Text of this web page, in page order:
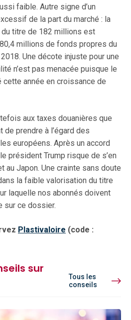
faible. Autre signe d’un
de la part du marché : la
titre de 182 millions est
millions de fonds propres du
Une décote injuste pour une
n’est pas menacée puisque le
année en croissance de
aux taxes douanières que
prendre à l’égard des
européens. Après un accord
président Trump risque de s’en
au Japon. Une crainte sans doute
la faible valorisation du titre
laquelle nos abonnés doivent
sur ce dossier.
Plastivaloire (code :
sur
Tous les
conseils